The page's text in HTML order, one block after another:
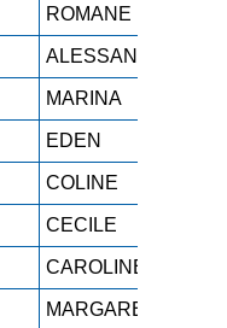
ROMANE
ALESSANDRA
MARINA
EDEN
COLINE
CECILE
CAROLINE
MARGARET